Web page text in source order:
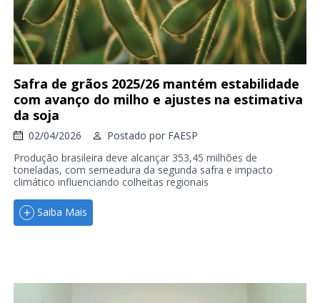
Safra de grãos 2025/26 mantém estabilidade
com avanço do milho e ajustes na estimativa
da soja
02/04/2026 Postado por FAESP
Produção brasileira deve alcançar 353,45 milhões de
toneladas, com semeadura da segunda safra e impacto
climático influenciando colheitas regionais
Saiba Mais